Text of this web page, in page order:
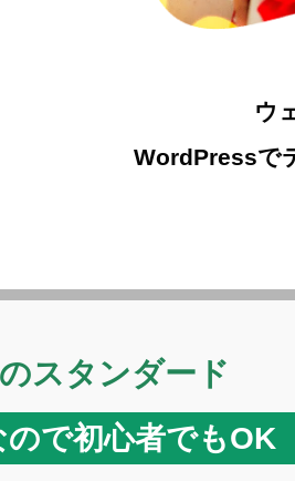
ウ
WordPressで
スタンダード
ので初心者でもOK